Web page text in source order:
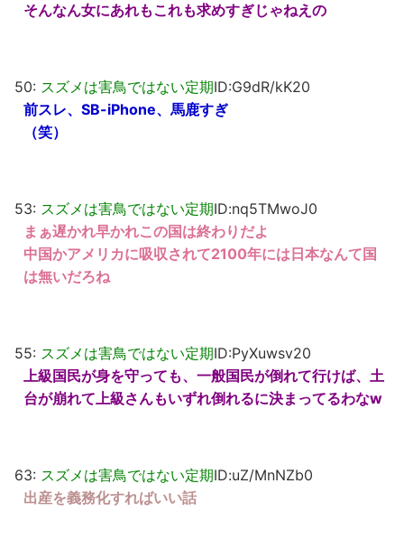
そんなん女にあれもこれも求めすぎじゃねえの
50: スズメは害鳥ではない定期ID:G9dR/kK20
前スレ、SB-iPhone、馬鹿すぎ
（笑）
53: スズメは害鳥ではない定期ID:nq5TMwoJ0
まぁ遅かれ早かれこの国は終わりだよ
中国かアメリカに吸収されて2100年には日本なんて国
は無いだろね
55: スズメは害鳥ではない定期ID:PyXuwsv20
上級国民が身を守っても、一般国民が倒れて行けば、土
台が崩れて上級さんもいずれ倒れるに決まってるわなw
63: スズメは害鳥ではない定期ID:uZ/MnNZb0
出産を義務化すればいい話